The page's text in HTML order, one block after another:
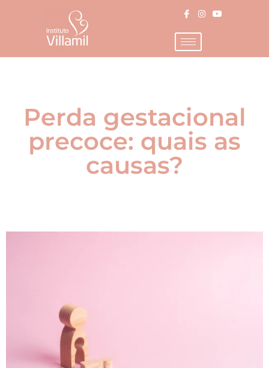
Perda gestacional
precoce: quais as
causas?